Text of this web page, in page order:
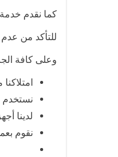
كما نقدم
للتأكد من
وعلى كافة
نستخدم
لدينا
نقوم